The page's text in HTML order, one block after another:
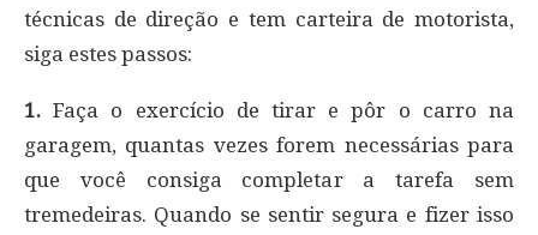
técnicas de direção e tem carteira de motorista,
siga estes passos:
1. Faça o exercício de tirar e pôr o carro na
garagem, quantas vezes forem necessárias para
que você consiga completar a tarefa sem
tremedeiras. Quando se sentir segura e fizer isso